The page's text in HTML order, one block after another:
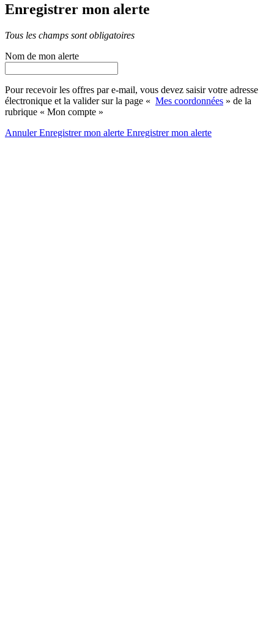
Enregistrer mon alerte
Tous les champs sont obligatoires
Nom de mon alerte
Pour recevoir les offres par e-mail, vous devez saisir votre adresse
électronique et la valider sur la page « Mes coordonnées » de la
rubrique « Mon compte »
AnnulerEnregistrer mon alerte Enregistrermon alerte